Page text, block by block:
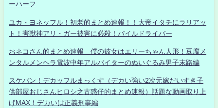
ーハーフ
ユカ・ヨネッフル！初老的まとめ速報！！大帝イタチにラリアッ
ト！害獣神アリ・ガー被害に必殺！パイルドライバー
おネコさん的まとめ速報 僕の彼女はエリーちゃん人形！豆腐メ
ンタルメンヘラ電波中年アルバイターのぬいぐるみ男子末路編
スケバン！デカッフルまっくす（デカい強い2次元嫁だいすき子
供部屋おじさんヒロシ之古惑仔的まとめ速報）話題な動画取り上
げMAX！デカいは正義刑事編